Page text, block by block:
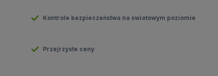
Kontrole bezpieczeństwa na światowym poziomie
Przejrzyste ceny